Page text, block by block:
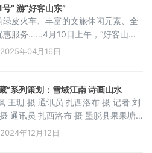
车上，李莹和朋友们赏风景、品美
车厢变成舞台，唱起《沂蒙山小调》
皮火车Plus版、丰富的文旅元素、
闲空间……作为“铁路+旅游”新型体验
客山东·
” 游“好客山东”
绿皮火车、丰富的文旅休闲元素、全
惠服务……4月10日上午，“好客山东·
游列车正式开行，印有“好客山东”字
缓驶出济南站，满载游客开往春天
导、铁旅融合、路企联动、乘游共
性专线旅游列车，既是乘客、游客共
工具，又是旅游目的地属性的沉浸式
品，更是打造文旅消费新场景的全
游山东新方式
2025年04月16日
”系列策划：雪域江南 诗画山水
员 扎西洛布 摄 记者 刘
果果塘
藏布大拐弯） 记者 刘枫 王珊 摄
2024年12月12日